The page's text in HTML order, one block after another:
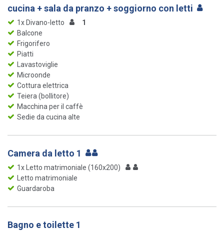
cucina + sala da pranzo + soggiorno con letti
1x Divano-letto
1
Balcone
Frigorifero
Piatti
Lavastoviglie
Microonde
Cottura elettrica
Teiera (bollitore)
Macchina per il caffè
Sedie da cucina alte
Camera da letto 1
1x Letto matrimoniale (160x200)
Letto matrimoniale
Guardaroba
Bagno e toilette 1